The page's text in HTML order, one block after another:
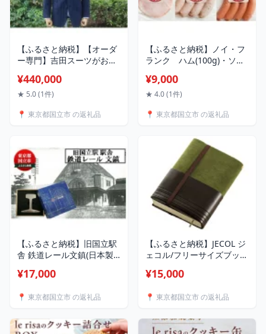
【ふるさと納税】【オーダ
ー専門】吉田スーツがお仕
ックスーツコース』_ オー
ダースーツ 高級生地 ベー
吉田スーツ ふるさと納税
¥440,000
★ 5.0 (1件)
📍 東京都国立市 の返礼品
【ふるさと納税】ノイ・フ
ランク ハム(100g)・ソー
_ ソーセージ ハム セット
肉 総菜 おかず おつまみ ギ
料無料 冷蔵 【配送不可地
¥9,000
★ 4.0 (1件)
📍 東京都国立市 の返礼品
【ふるさと納税】旧国立駅
舎 鉄道レール文鎮(日本製)
【1567274】
¥17,000
📍 東京都国立市 の返礼品
【ふるさと納税】JECOL ジ
ェコル/フリーサイズブック
ック AM01】モスグリーン
¥15,000
📍 東京都国立市 の返礼品